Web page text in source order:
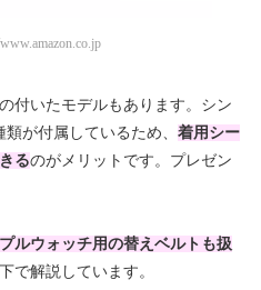
付いたモデルもあります。シン
が付属しているため、 着用シー
るのがメリットです。プレゼン
ルウォッチ用の替えベルトも扱
で解説しています。